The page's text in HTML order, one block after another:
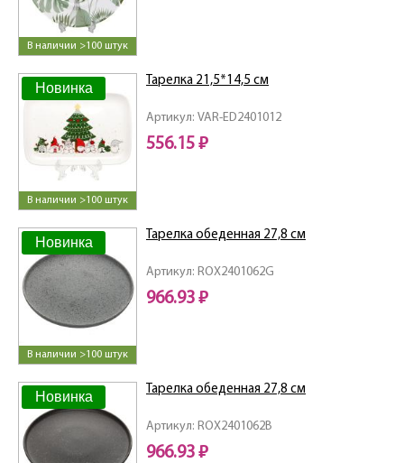
В наличии >100 штук
Новинка
В наличии >100 штук
Артикул: VAR-ED2401012
Тарелка 21,5*14,5 см
556.15 ₽
Новинка
В наличии >100 штук
Артикул: ROX2401062G
Тарелка обеденная 27,8 см
966.93 ₽
Новинка
Артикул: ROX2401062B
Тарелка обеденная 27,8 см
966.93 ₽